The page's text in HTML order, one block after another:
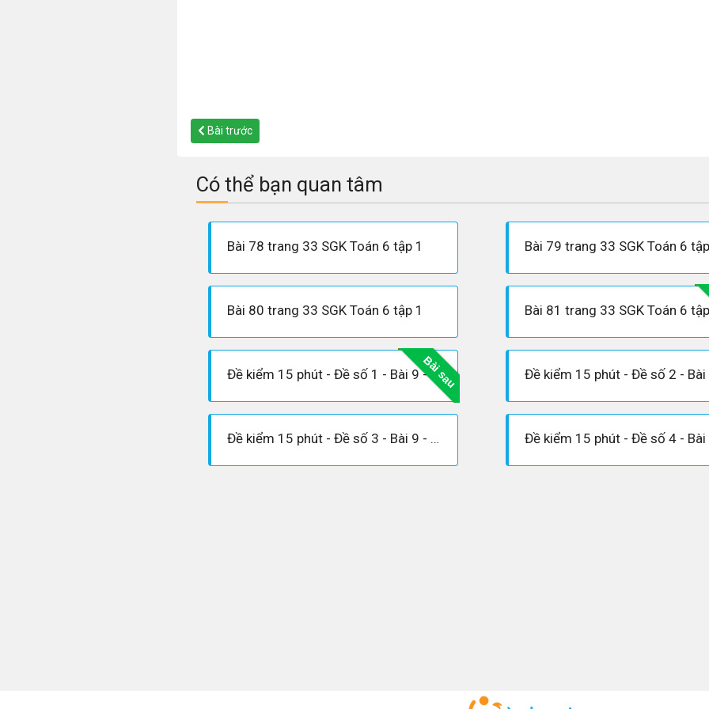
Bài trước
Có thể bạn quan tâm
Bài 78 trang 33 SGK Toán 6 tập 1 Bài 79 trang 33 SGK Toán 6
Bài 80 trang 33 SGK Toán 6 tập 1 Bài 81 trang 33 SGK Toán 6
Bài sau
Đề kiểm 15 phút - Đề số 1 - Bài 9 - Chương 1 - Đại số 6
Đề kiểm 15 phút - Đề số 3 - Bài 9 - Chương 1 - Đại số 6